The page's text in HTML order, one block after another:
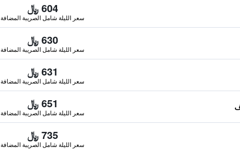
604 ﷼
سعر الليلة شامل الصريبة المضافة
630 ﷼
سعر الليلة شامل الصريبة المضافة
631 ﷼
سعر الليلة شامل الصريبة المضافة
651 ﷼
سعر الليلة شامل الصريبة المضافة
735 ﷼
سعر الليلة شامل الصريبة المضافة